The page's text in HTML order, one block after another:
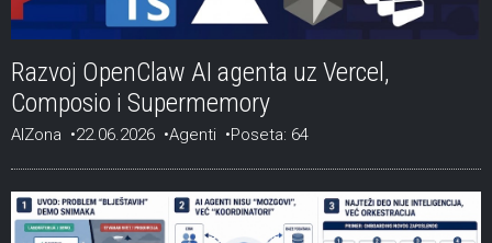
Razvoj OpenClaw AI agenta uz Vercel,
Composio i Supermemory
AIZona 22.06.2026 Agenti Poseta: 64